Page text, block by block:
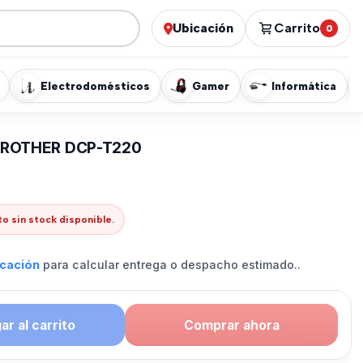
Ubicación Carrito 0
Electrodomésticos Gamer Informática
DCP-T220
sin stock disponible.
para calcular entrega o despacho estimado..
al carrito Comprar ahora